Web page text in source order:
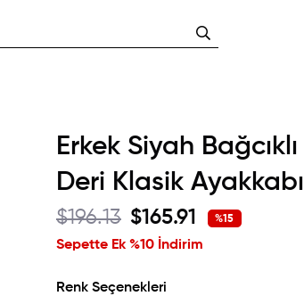
Erkek Siyah Bağcıklı
Deri Klasik Ayakkabı
$196.13 $165.91
Sepette Ek %10 İndirim
%15
Renk Seçenekleri